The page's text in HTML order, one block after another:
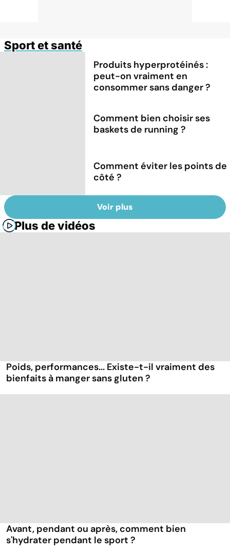
Sport et santé
Produits hyperprotéinés :
peut-on vraiment en
consommer sans danger ?
Comment bien choisir ses
baskets de running ?
Comment éviter les points de
côté ?
Voir plus
Plus de vidéos
Poids, performances... Existe-t-il vraiment des
bienfaits à manger sans gluten ?
Avant, pendant ou après, comment bien
s'hydrater pendant le sport ?